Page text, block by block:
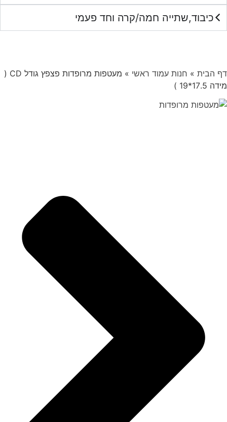
כיבוד,שתייה חמה/קרה וחד פעמי
דף הבית » חנות עמוד ראשי »
מעטפות מרופדות פצפץ גודל CD (
מידה 17.5*19 )